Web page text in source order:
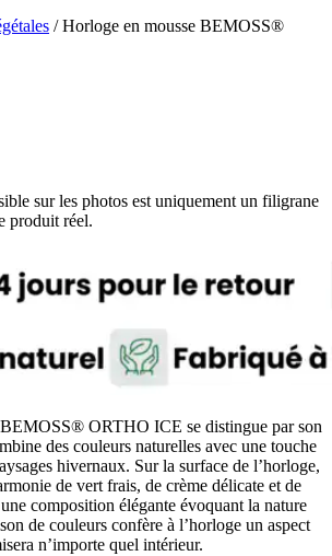
/ Horloge en mousse BEMOSS®
sur les photos est uniquement un filigrane
produit réel.
BEMOSS® ORTHO ICE se distingue par son
des couleurs naturelles avec une touche
hivernaux. Sur la surface de l’horloge,
de vert frais, de crème délicate et de
composition élégante évoquant la nature
de couleurs confère à l’horloge un aspect
n’importe quel intérieur.